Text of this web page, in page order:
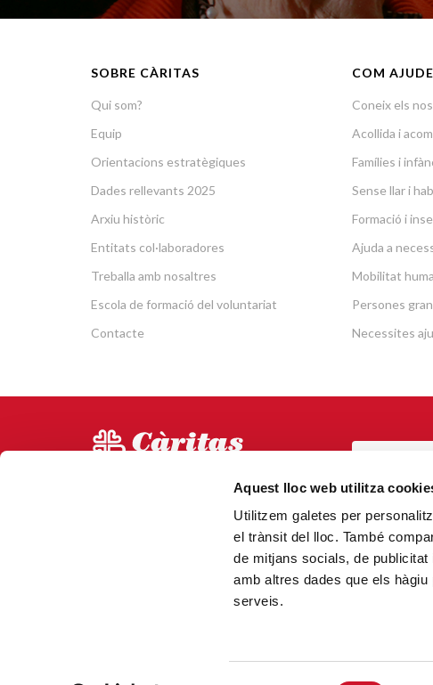
Aquest lloc web utilitza
Utilitzem galetes per
el trànsit del lloc. També
de mitjans socials, de
amb altres dades que els
serveis.
SOBRE CÀRITAS
Qui som?
Equip
Orientacions estratègiques
Dades rellevants 2025
Arxiu històric
Entitats col·laboradores
Treballa amb nosaltres
Escola de formació del voluntariat
Contacte
COM
Coneix els
Acollida i
Famílies i
Sense llar i
Formació i
Ajuda a
Mobilitat
Persones
Necessites
Via Laietana 5, Entl.
08003 Barcelona.
N.000153 (Registre d'entitats
CANAL